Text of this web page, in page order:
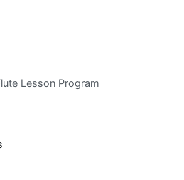
Lesson Program